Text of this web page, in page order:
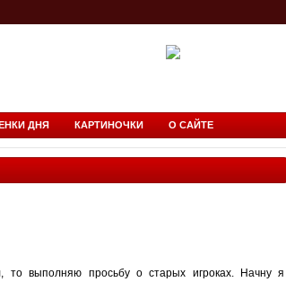
ДНЯ КАРТИНОЧКИ О САЙТЕ
то выполняю просьбу о старых игроках. Начну я